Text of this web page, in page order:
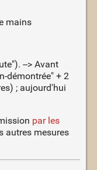
mains
--> Avant
démontrée" + 2
; aujourd'hui
par les
autres mesures